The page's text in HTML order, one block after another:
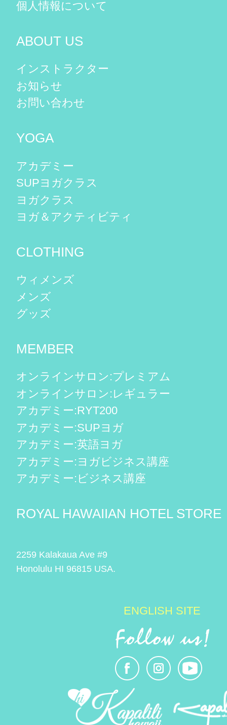
個人情報について
ABOUT US
インストラクター
お知らせ
お問い合わせ
YOGA
アカデミー
SUPヨガクラス
ヨガクラス
ヨガ＆アクティビティ
CLOTHING
ウィメンズ
メンズ
グッズ
MEMBER
オンラインサロン:プレミアム
オンラインサロン:レギュラー
アカデミー:RYT200
アカデミー:SUPヨガ
アカデミー:英語ヨガ
アカデミー:ヨガビジネス講座
アカデミー:ビジネス講座
ROYAL HAWAIIAN HOTEL STORE
2259 Kalakaua Ave #9
Honolulu HI 96815 USA.
ENGLISH SITE